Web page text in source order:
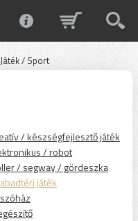
Játék / Sport
/ készségfejlesztő játék
/ robot
/ segway / gördeszka
játék